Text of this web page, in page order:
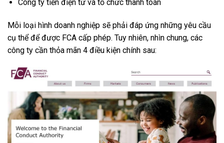
Công ty tiền điện tử và tổ chức thanh toán
Mỗi loại hình doanh nghiệp sẽ phải đáp ứng những yêu cầu
cụ thể để được FCA cấp phép. Tuy nhiên, nhìn chung, các
công ty cần thỏa mãn 4 điều kiện chính sau: